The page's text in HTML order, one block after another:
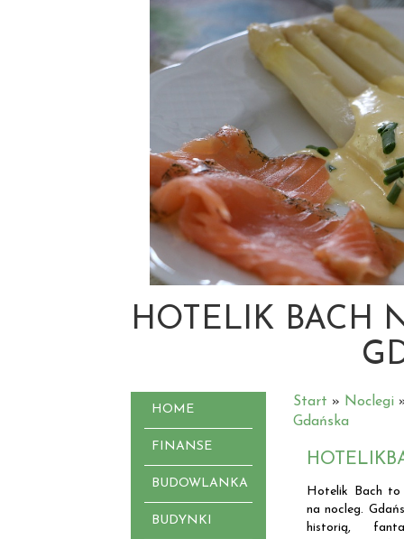
HOTELIK BACH
HOME
FINANSE
BUDOWLANKA
BUDYNKI
Start » Noclegi
Gdańska
Hotelik Bach to
na nocleg.
historią,